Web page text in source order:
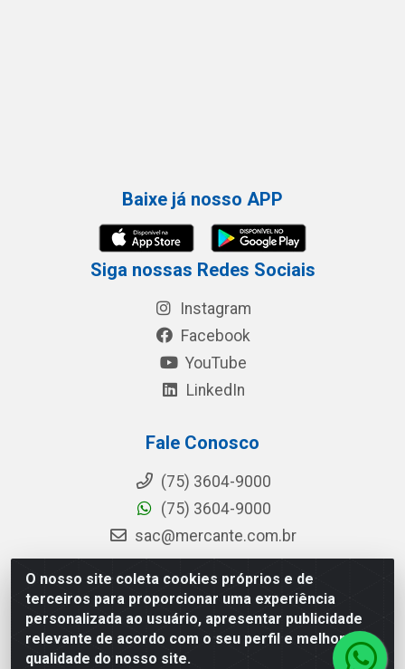
O nosso site coleta cookies próprios e de
terceiros para proporcionar uma experiência
personalizada ao usuário, apresentar publicidade
relevante de acordo com o seu perfil e melhorar a
qualidade do nosso site.
Baixe já nosso APP
Siga nossas Redes Sociais
Instagram
Facebook
YouTube
LinkedIn
Fale Conosco
(75) 3604-9000
(75) 3604-9000
sac@mercante.com.br
Mercante Distribuidora - Rua Mercante, 699 - Aviário, Feira de
Santana/BA - CEP 44.096-218 - CNPJ 96.755.848/0001-08